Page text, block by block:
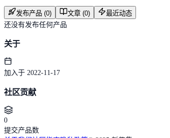
发布产品 (0) 文章 (0)
最近动态
还没有发布任何产品
关于
加入于 2022-11-17
社区贡献
0
提交产品数